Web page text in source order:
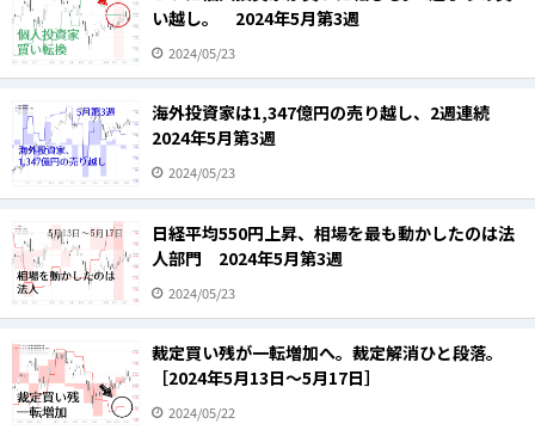
い越し。 2024年5月第3週
2024/05/23
海外投資家は1,347億円の売り越し、2週連続
2024年5月第3週
2024/05/23
日経平均550円上昇、相場を最も動かしたのは法
人部門 2024年5月第3週
2024/05/23
裁定買い残が一転増加へ。裁定解消ひと段落。
［2024年5月13日～5月17日］
2024/05/22